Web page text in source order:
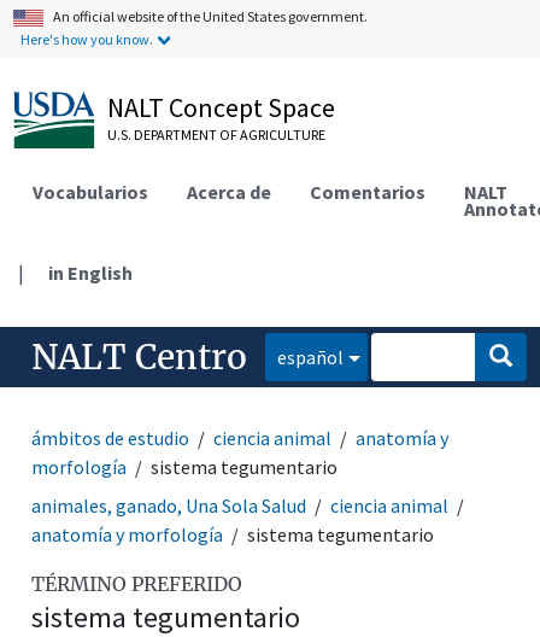
An official website of the United States government.
Here's how you know.
NALT Concept Space
U.S. DEPARTMENT OF AGRICULTURE
Vocabularios Acerca de Comentarios NALT
| in English
NALT Centro español
ámbitos de estudio ciencia animal
anatomía y
morfología
sistema tegumentario
animales, ganado, Una Sola Salud
ciencia animal
anatomía y morfología
sistema tegumentario
TÉRMINO PREFERIDO
sistema tegumentario